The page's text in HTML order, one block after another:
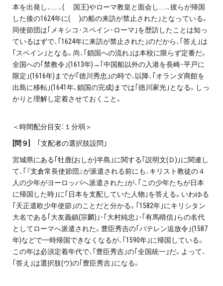
本を出発し、……、( 国王)やローマ教皇と面会し……、彼らが帰国
した後の1624年に( )の船の来訪が禁止された｣となっている。
同使節団は｢メキシコ･スペイン･ローマ｣を歴訪したことは知っ
ているはずで、｢1624年に来訪が禁止された｣のだから、｢答え｣は
｢スペイン｣となる。尚、｢鎖国への流れ｣は本校に限らず定番だ。
全国への｢禁教令｣(1613年)→｢中国船以外の入港を長崎･平戸に
限定｣(1616年)までが｢徳川秀忠｣の時で、以降、｢オランダ商館を
出島に移転｣(1641年､鎖国の完成)までは｢徳川家光｣となる。しっ
かりと理解し定着させておくこと。
＜時間配分目安：１分弱＞
問９] ｢支配者の選択肢設問｣
宮城県にある｢牡鹿(おしか)半島｣に関する｢説明文(Ｄ)｣に関連し
て、｢『支倉常長使節団』が派遣される前にも、キリスト教徒の４
人の少年がヨーロッパへ派遣された｣が、｢この少年たちが日本
に帰国した時｣に｢日本を支配していた人物｣を答える。いわゆる
｢天正遣欧少年使節｣のことだと分かる。｢1582年｣にキリシタン
大名である｢大友義鎮(宗麟)｣･｢大村純忠｣･｢有馬晴信｣らの名代
としてローマへ派遣された。豊臣秀吉の｢バテレン追放令｣(1587
年)などで一時帰国できなくなるが、｢1590年｣に帰国している。
この年は必須定着年代で、｢豊臣秀吉｣の｢全国統一｣だ。よって、
｢答え｣は選択肢(ウ)の｢豊臣秀吉｣になる。